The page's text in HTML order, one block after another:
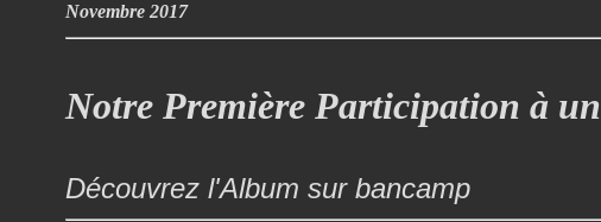
Novembre 2017
Notre Première Participation à
Découvrez l'Album sur bancamp